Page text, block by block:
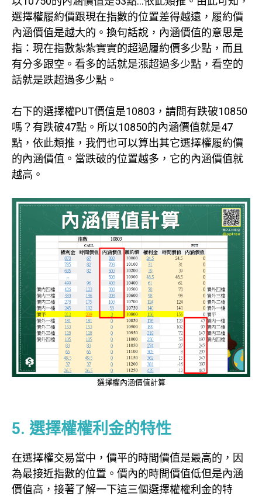
選擇權履約價跟現在指數的位置差得越遠，履約價
內涵價值是越大的。換句話說，內涵價值的意思是
指：現在指數紮紮實實的超過履約價多少點，而且
有分多跟空。看多的話就是漲超過多少點，看空的
話就是跌超過多少點。
右下的選擇權PUT價值是10803，請問有跌破10850
嗎？有跌破47點。所以10850的內涵價值就是47
點，依此類推，我們也可以算出其它選擇權履約價
的內涵價值。當跌破的位置越多，它的內涵價值就
越高。
選擇權內涵價值計算
5. 選擇權權利金的特性
在選擇權交易當中，價平的時間價值是最高的，因
為最接近指數的位置。價內的時間價值低但是內涵
價值高，接著了解一下這三個選擇權權利金的特